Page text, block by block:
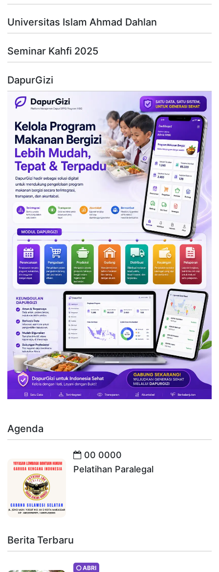
Universitas Islam Ahmad Dahlan
Seminar Kahfi 2025
DapurGizi
Agenda
00 0000
Pelatihan Paralegal
Berita Terbaru
ABRI